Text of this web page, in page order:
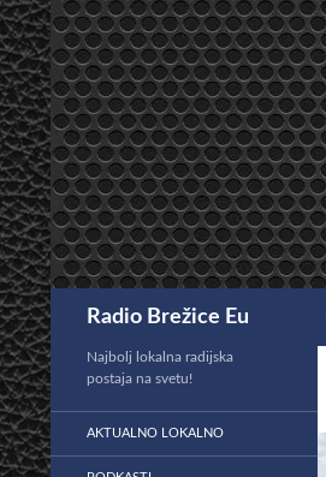
Preskoči
na
vsebino
Radio Brežice Eu
Najbolj lokalna radijska
postaja na svetu!
AKTUALNO LOKALNO